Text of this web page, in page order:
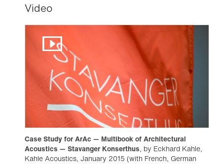
Video
Case Study for ArAc — Multibook of Architectural
Acoustics — Stavanger Konserthus, by Eckhard Kahle,
Kahle Acoustics, January 2015 (with French, German